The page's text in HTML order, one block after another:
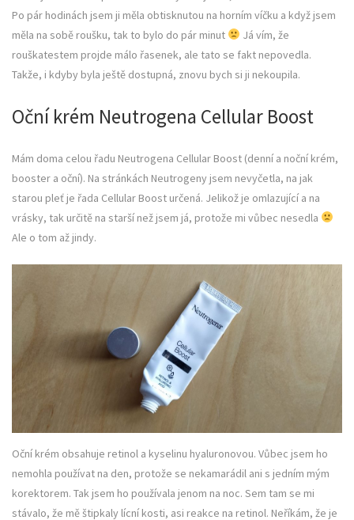
Po pár hodinách jsem ji měla obtisknutou na horním víčku a když jsem
měla na sobě roušku, tak to bylo do pár minut
Já vím, že
rouškatestem projde málo řasenek, ale tato se fakt nepovedla.
Takže, i kdyby byla ještě dostupná, znovu bych si ji nekoupila.
Oční krém Neutrogena Cellular Boost
Mám doma celou řadu Neutrogena Cellular Boost (denní a noční krém,
booster a oční). Na stránkách Neutrogeny jsem nevyčetla, na jak
starou pleť je řada Cellular Boost určená. Jelikož je omlazující a na
vrásky, tak určitě na starší než jsem já, protože mi vůbec nesedla
Ale o tom až jindy.
Oční krém obsahuje retinol a kyselinu hyaluronovou. Vůbec jsem ho
nemohla používat na den, protože se nekamarádil ani s jedním mým
korektorem. Tak jsem ho používala jenom na noc. Sem tam se mi
stávalo, že mě štipkaly lícní kosti, asi reakce na retinol. Neříkám, že je